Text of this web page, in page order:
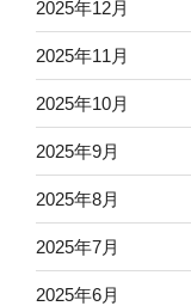
2025年12月
2025年11月
2025年10月
2025年9月
2025年8月
2025年7月
2025年6月